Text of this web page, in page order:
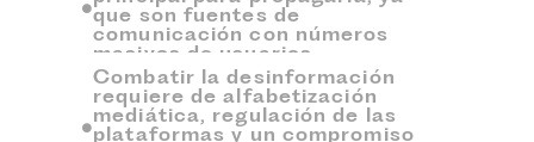
que son fuentes de
comunicación con números
masivos de usuarios.
Combatir la desinformación
requiere de alfabetización
mediática, regulación de las
plataformas y un compromiso